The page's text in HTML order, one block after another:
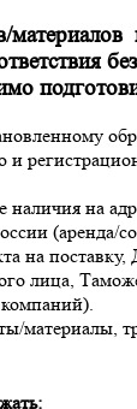
материалов
и
на
(аренда/
на поставку,
лица,
материалы,